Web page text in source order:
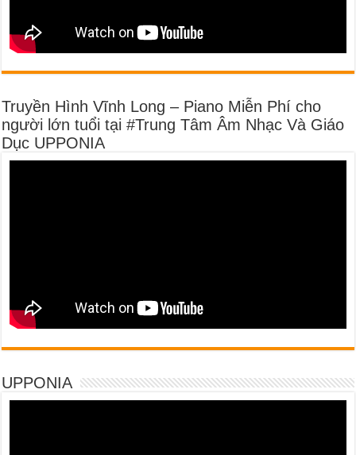
Truyền Hình Vĩnh Long – Piano Miễn Phí cho
người lớn tuổi tại #Trung Tâm Âm Nhạc Và Giáo
Dục UPPONIA
UPPONIA